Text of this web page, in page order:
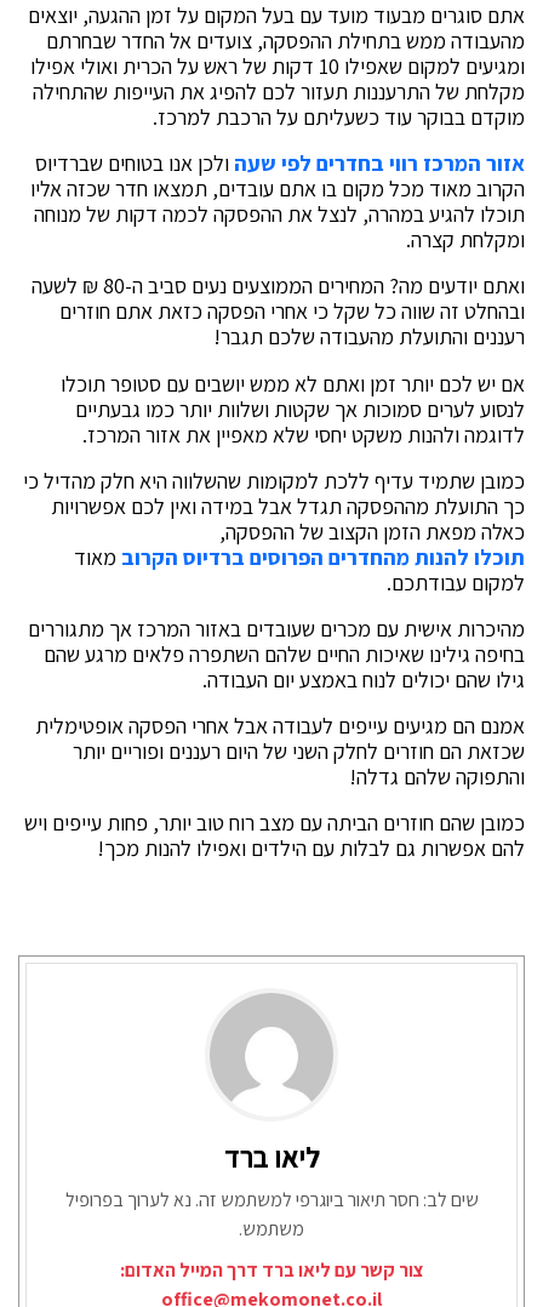
אתם סוגרים מבעוד מועד עם בעל המקום על זמן ההגעה, יוצאים
מהעבודה ממש בתחילת ההפסקה, צועדים אל החדר שבחרתם
ומגיעים למקום שאפילו 10 דקות של ראש על הכרית ואולי אפילו
מקלחת של התרעננות תעזור לכם להפיג את העייפות שהתחילה
מוקדם בבוקר עוד כשעליתם על הרכבת למרכז.
אזור המרכז רווי בחדרים לפי שעה ולכן אנו בטוחים שברדיוס
הקרוב מאוד מכל מקום בו אתם עובדים, תמצאו חדר שכזה אליו
תוכלו להגיע במהרה, לנצל את ההפסקה לכמה דקות של מנוחה
ומקלחת קצרה.
ואתם יודעים מה? המחירים הממוצעים נעים סביב ה-80 ₪ לשעה
ובהחלט זה שווה כל שקל כי אחרי הפסקה כזאת אתם חוזרים
רעננים והתועלת מהעבודה שלכם תגבר!
אם יש לכם יותר זמן ואתם לא ממש יושבים עם סטופר תוכלו
לנסוע לערים סמוכות אך שקטות ושלוות יותר כמו גבעתיים
לדוגמה ולהנות משקט יחסי שלא מאפיין את אזור המרכז.
כמובן שתמיד עדיף ללכת למקומות שהשלווה היא חלק מהדיל כי
כך התועלת מההפסקה תגדל אבל במידה ואין לכם אפשרויות
כאלה מפאת הזמן הקצוב של ההפסקה,
תוכלו להנות מהחדרים הפרוסים ברדיוס הקרוב מאוד
למקום עבודתכם.
מהיכרות אישית עם מכרים שעובדים באזור המרכז אך מתגוררים
בחיפה גילינו שאיכות החיים שלהם השתפרה פלאים מרגע שהם
גילו שהם יכולים לנוח באמצע יום העבודה.
אמנם הם מגיעים עייפים לעבודה אבל אחרי הפסקה אופטימלית
שכזאת הם חוזרים לחלק השני של היום רעננים ופוריים יותר
והתפוקה שלהם גדלה!
כמובן שהם חוזרים הביתה עם מצב רוח טוב יותר, פחות עייפים ויש
להם אפשרות גם לבלות עם הילדים ואפילו להנות מכך!
ליאו ברד
שים לב: חסר תיאור ביוגרפי למשתמש זה. נא לערוך בפרופיל
משתמש.
צור קשר עם ליאו ברד דרך המייל האדום:
office@mekomonet.co.il